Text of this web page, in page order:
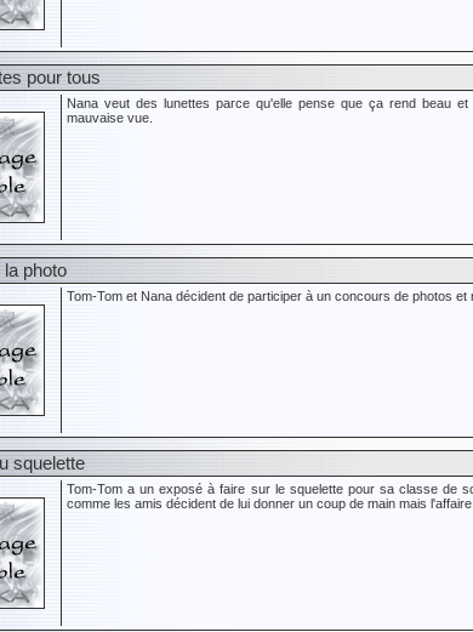
pour tous
Nana veut des lunettes parce qu'elle pense que ça rend beau
mauvaise vue.
photo
Tom-Tom et Nana décident de participer à un concours de photos
squelette
Tom-Tom a un exposé à faire sur le squelette pour sa classe de
comme les amis décident de lui donner un coup de main mais